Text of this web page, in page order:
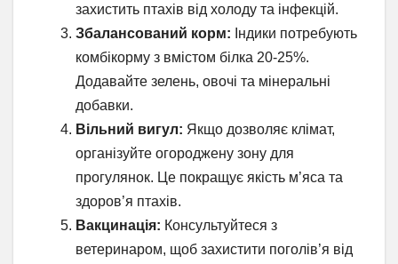
захистить птахів від холоду та інфекцій.
Збалансований корм: Індики потребують
комбікорму з вмістом білка 20-25%.
Додавайте зелень, овочі та мінеральні
добавки.
Вільний вигул: Якщо дозволяє клімат,
організуйте огороджену зону для
прогулянок. Це покращує якість м’яса та
здоров’я птахів.
Вакцинація: Консультуйтеся з
ветеринаром, щоб захистити поголів’я від